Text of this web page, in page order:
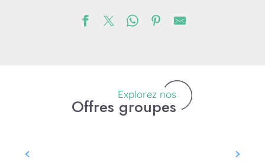
Explorez nos
Offres groupes
Visites découvertes et ludiques